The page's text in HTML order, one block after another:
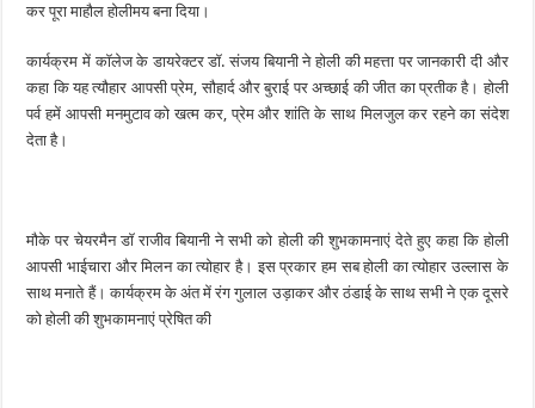
कर पूरा माहौल होलीमय बना दिया।
कार्यक्रम में कॉलेज के डायरेक्टर डॉ. संजय बियानी ने होली की महत्ता पर जानकारी दी और
कहा कि यह त्यौहार आपसी प्रेम, सौहार्द और बुराई पर अच्छाई की जीत का प्रतीक है। होली
पर्व हमें आपसी मनमुटाव को खत्म कर, प्रेम और शांति के साथ मिलजुल कर रहने का संदेश
देता है।
मौके पर चेयरमैन डॉ राजीव बियानी ने सभी को होली की शुभकामनाएं देते हुए कहा कि होली
आपसी भाईचारा और मिलन का त्योहार है। इस प्रकार हम सब होली का त्योहार उल्लास के
साथ मनाते हैं। कार्यक्रम के अंत में रंग गुलाल उड़ाकर और ठंडाई के साथ सभी ने एक दूसरे
को होली की शुभकामनाएं प्रेषित की